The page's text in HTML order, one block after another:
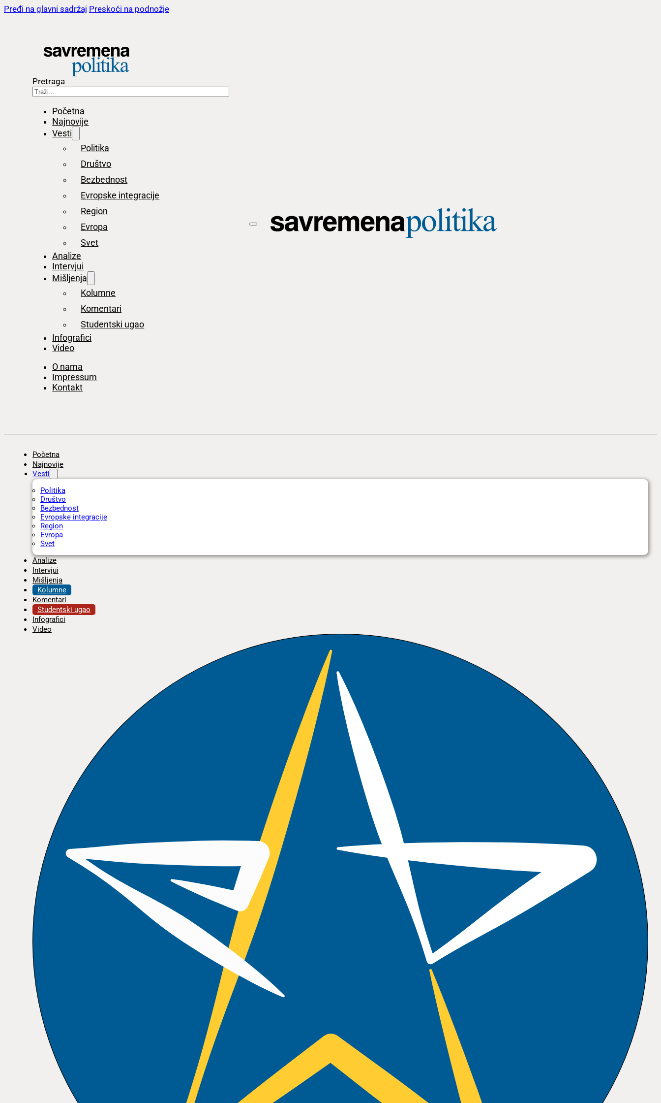
Pređi na glavni sadržaj Preskoči na podnožje
Pretraga
Početna
Najnovije
Vesti
Politika
Društvo
Bezbednost
Evropske integracije
Region
Evropa
Svet
Analize
Intervjui
Mišljenja
Kolumne
Komentari
Studentski ugao
Infografici
Video
O nama
Impressum
Kontakt
Početna
Najnovije
Vesti
Politika
Društvo
Bezbednost
Evropske integracije
Region
Evropa
Svet
Analize
Intervjui
Mišljenja
Kolumne
Komentari
Studentski ugao
Infografici
Video